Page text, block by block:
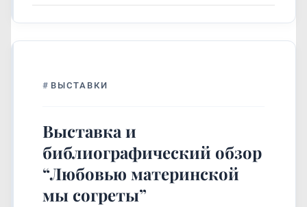
# ВЫСТАВКИ
Выставка и
библиографический обзор
“Любовью материнской
мы согреты”